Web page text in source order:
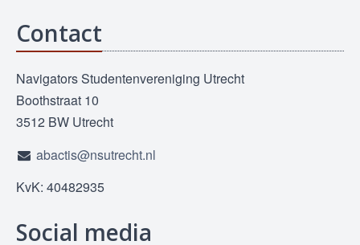
Contact
Navigators Studentenvereniging Utrecht
Boothstraat 10
3512 BW Utrecht
abactis@nsutrecht.nl
KvK: 40482935
Social media